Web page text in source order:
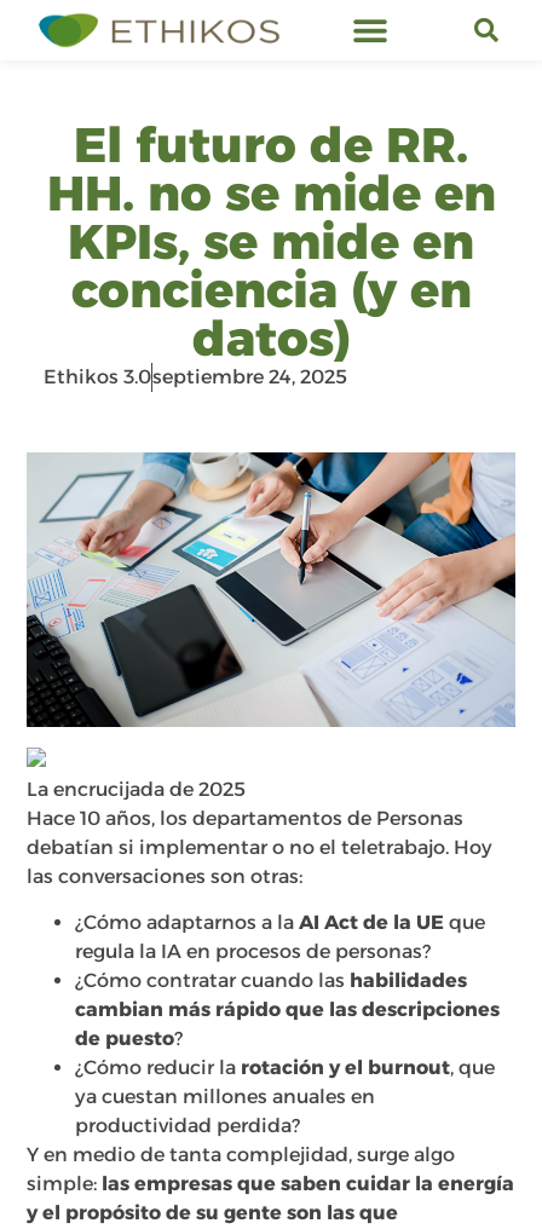
El futuro de RR.
HH. no se mide en
KPIs, se mide en
conciencia (y en
datos)
Ethikos 3.0septiembre 24, 2025
La encrucijada de 2025
Hace 10 años, los departamentos de Personas
debatían si implementar o no el teletrabajo. Hoy
las conversaciones son otras:
¿Cómo adaptarnos a laAI Act de la UE que
regula la IA en procesos de personas?
¿Cómo contratar cuando las habilidades
cambian más rápido que las descripciones
de puesto?
¿Cómo reducir la rotación y el burnout, que
ya cuestan millones anuales en
productividad perdida?
Y en medio de tanta complejidad, surge algo
simple: las empresas que saben cuidar la energía
y el propósito de su gente son las que